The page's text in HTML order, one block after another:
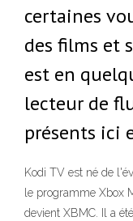
certaines
des films et
est en
lecteur de
présents ici
Kodi TV est né de
le programme Xbox
devient XBMC. Il a